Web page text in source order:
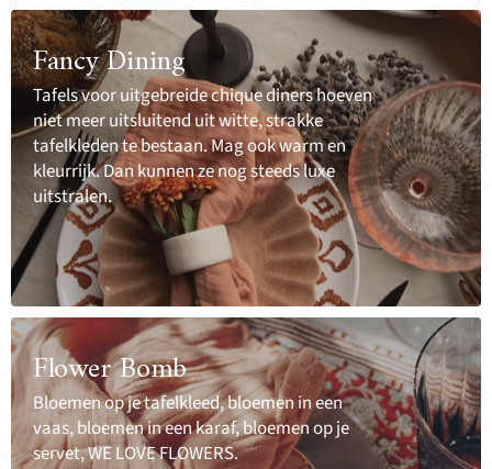
Fancy Dining
Tafels voor uitgebreide chique diners hoeven
niet meer uitsluitend uit witte, strakke
tafelkleden te bestaan. Mag ook warm en
kleurrijk. Dan kunnen ze nog steeds luxe
uitstralen.
Flower Bomb
Bloemen op je tafelkleed, bloemen in een
vaas, bloemen in een karaf, bloemen op je
servet, WE LOVE FLOWERS.